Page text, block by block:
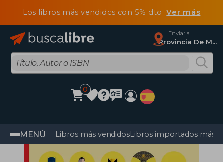
Los libros más vendidos con 5% dtoVer más
Enviar a
Provincia De Madrid
0
MENÚ Libros más vendidosLibros importados más